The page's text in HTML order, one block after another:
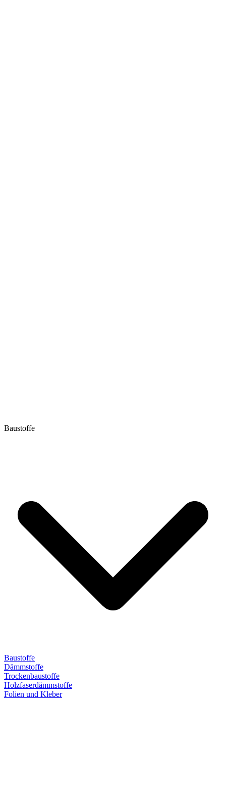
Baustoffe
Baustoffe
Dämmstoffe
Trockenbaustoffe
Holzfaserdämmstoffe
Folien und Kleber